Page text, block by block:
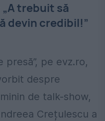
trebuit să
devin credibil!”
presă”, pe evz.ro,
despre
de talk-show,
Crețulescu a